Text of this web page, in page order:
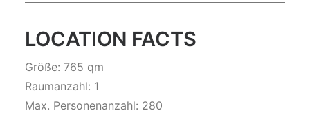
LOCATION FACTS
Größe: 765 qm
Raumanzahl: 1
Max. Personenanzahl: 280